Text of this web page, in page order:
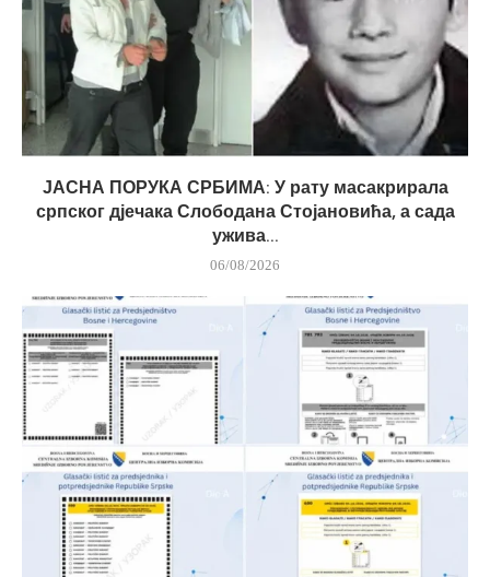
ЈАСНА ПОРУКА СРБИМА: У рату масакрирала
српског дјечака Слободана Стојановића, а сада
ужива...
06/08/2026